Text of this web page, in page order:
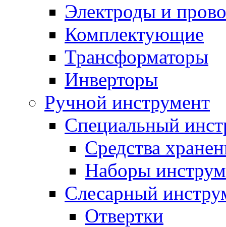
Электроды и
Комплектующие
Трансформаторы
Инверторы
Ручной инструмент
Специальный
Средства
Наборы
Слесарный
Отвертки